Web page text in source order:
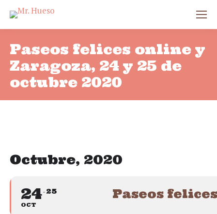
Paseos felices online y
Zaragoza, 24 y 25 de
octubre 2020
Octubre, 2020
24
OCT
25 Paseos